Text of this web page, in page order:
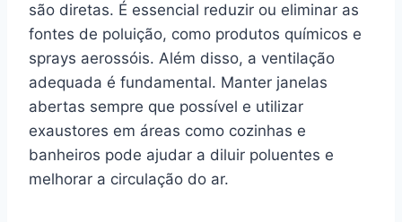
são diretas. É essencial reduzir ou eliminar as
fontes de poluição, como produtos químicos e
sprays aerossóis. Além disso, a ventilação
adequada é fundamental. Manter janelas
abertas sempre que possível e utilizar
exaustores em áreas como cozinhas e
banheiros pode ajudar a diluir poluentes e
melhorar a circulação do ar.